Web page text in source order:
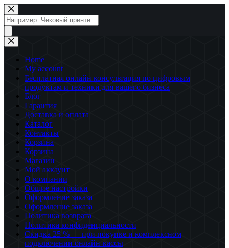
Перейти
к
сути
Поиск
товаров
Home
My account
Бесплатная онлайн консультация по цифровым
продуктам и техники для вашего бизнеса
Блог
Гарантия
Доставка и оплата
Каталог
Контакты
Корзина
Корзина
Магазин
Мой аккаунт
О компании
Общие настройки
Оформление заказа
Оформление заказа
Политика возврата
Политика конфиденциальности
Скидка 25 % — при покупке и комплексном
подключении онлайн-кассы